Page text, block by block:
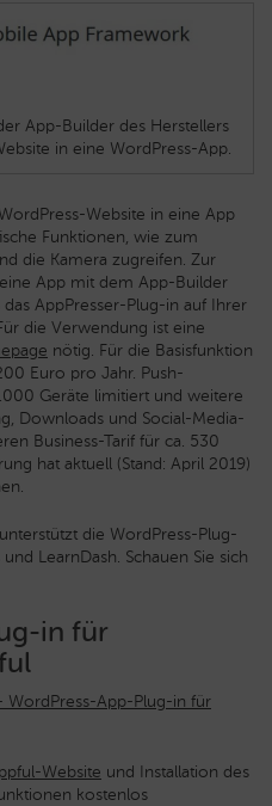
App-Builder des Herstellers
in eine WordPress-App.
Website in eine App
Funktionen, wie zum
die Kamera zugreifen. Zur
App mit dem App-Builder
AppPresser-Plug-in auf Ihrer
die Verwendung ist eine
nötig. Für die Basisfunktion
Euro pro Jahr. Push-
Geräte limitiert und weitere
Downloads und Social-Media-
Business-Tarif für ca. 530
hat aktuell (Stand: April 2019)
die WordPress-Plug-
LearnDash. Schauen Sie sich
in für
Website und Installation des
kostenlos